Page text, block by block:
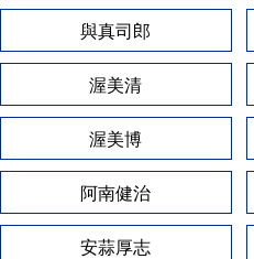
與真司郎
渥美清
渥美博
阿南健治
安蒜厚志